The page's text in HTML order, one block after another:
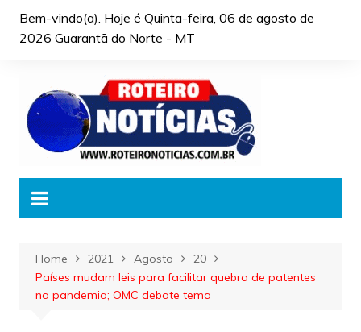
Bem-vindo(a). Hoje é Quinta-feira, 06 de agosto de
2026 Guarantã do Norte - MT
Home 2021 Agosto
20
Países mudam leis para facilitar quebra de patentes
na pandemia; OMC debate tema